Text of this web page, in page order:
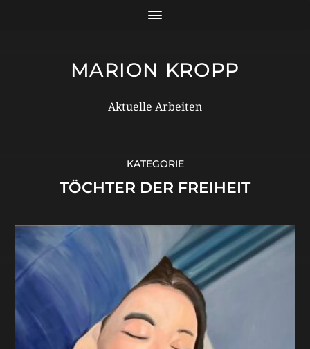
MARION KROPP
Aktuelle Arbeiten
KATEGORIE
TÖCHTER DER FREIHEIT